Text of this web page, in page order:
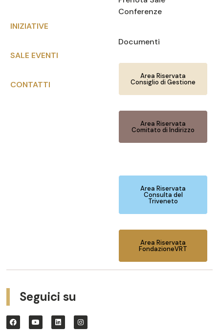
INIZIATIVE
SALE EVENTI
CONTATTI
Conferenze
Documenti
Area Riservata
Consiglio di Gestione
Area Riservata
Comitato di Indirizzo
Area Riservata
Consulta del
Triveneto
Area Riservata
FondazioneVRT
Seguici su